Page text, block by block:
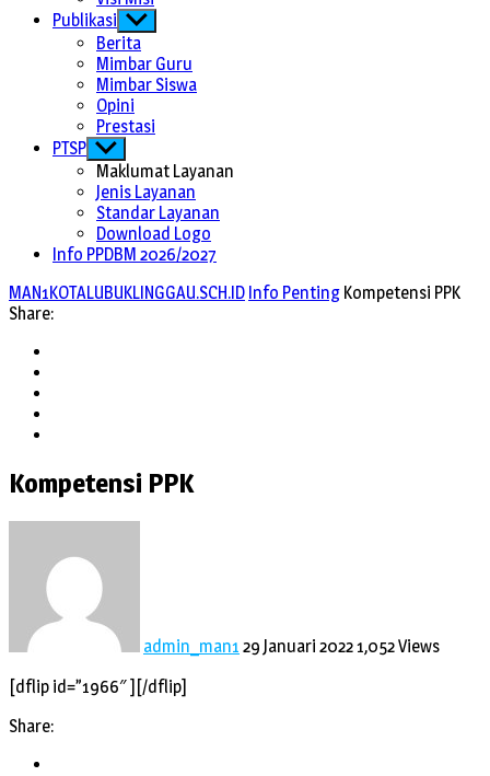
Publikasi Show
sub
menu
Berita
Mimbar Guru
Mimbar Siswa
Opini
Prestasi
PTSP Show
sub
menu
Maklumat Layanan
Jenis Layanan
Standar Layanan
Download Logo
Info PPDBM 2026/2027
MAN1KOTALUBUKLINGGAU.SCH.ID Info Penting Kompetensi PPK
Share:
Kompetensi PPK
admin_man1 29 Januari 20221,052 Views
[dflip id=”1966″ ][/dflip]
Share: